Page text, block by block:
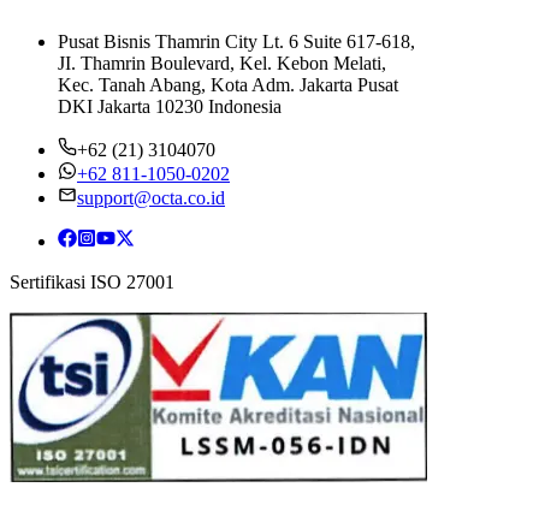
Pusat Bisnis Thamrin City Lt. 6 Suite 617-618,
JI. Thamrin Boulevard, Kel. Kebon Melati,
Kec. Tanah Abang, Kota Adm. Jakarta Pusat
DKI Jakarta 10230 Indonesia
+62 (21) 3104070
+62 811-1050-0202
support@octa.co.id
Sertifikasi ISO 27001